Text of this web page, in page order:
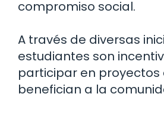
compromiso social.
A través de diversas
estudiantes son
participar en proyectos
benefician a la